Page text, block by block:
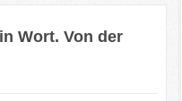
Wort. Von der